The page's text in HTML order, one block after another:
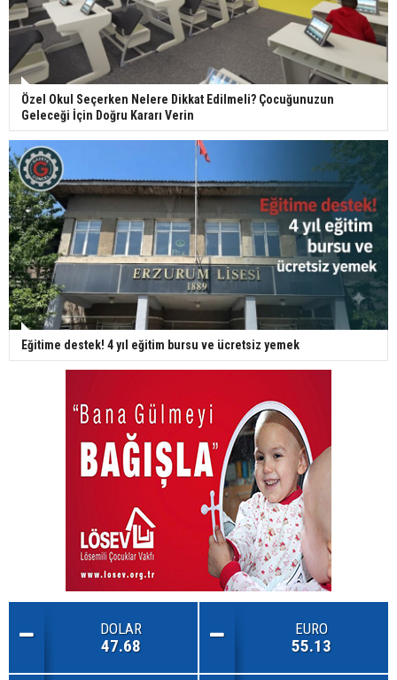
Özel Okul Seçerken Nelere Dikkat Edilmeli? Çocuğunuzun
Geleceği İçin Doğru Kararı Verin
Eğitime destek! 4 yıl eğitim bursu ve ücretsiz yemek
DOLAR
47.68
EURO
55.13